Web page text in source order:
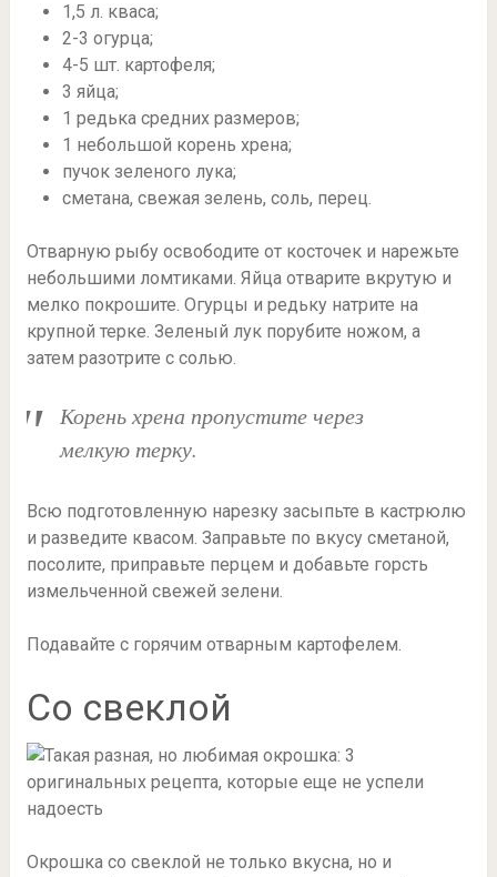
1,5 л. кваса;
2-3 огурца;
4-5 шт. картофеля;
3 яйца;
1 редька средних размеров;
1 небольшой корень хрена;
пучок зеленого лука;
сметана, свежая зелень, соль, перец.
Отварную рыбу освободите от косточек и нарежьте
небольшими ломтиками. Яйца отварите вкрутую и
мелко покрошите. Огурцы и редьку натрите на
крупной терке. Зеленый лук порубите ножом, а
затем разотрите с солью.
Корень хрена пропустите через
мелкую терку.
Всю подготовленную нарезку засыпьте в кастрюлю
и разведите квасом. Заправьте по вкусу сметаной,
посолите, приправьте перцем и добавьте горсть
измельченной свежей зелени.
Подавайте с горячим отварным картофелем.
Со свеклой
Окрошка со свеклой не только вкусна, но и